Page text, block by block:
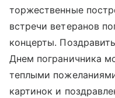
торжественные
встречи ветеранов
концерты.
Днем пограничника
теплыми
картинок и